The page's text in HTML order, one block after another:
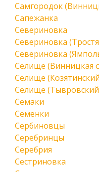
Самгородок
Сапежанка
Севериновка
Севериновка
Севериновка
Селище (Винницкая
Селище
Селище
Семаки
Семенки
Сербиновцы
Серебринцы
Серебрия
Сестриновка